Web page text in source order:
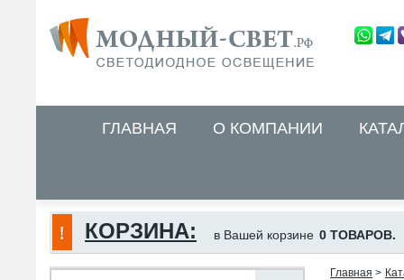
ГЛАВНАЯ О КОМПАНИИ
КОРЗИНА: в Вашей корзине 0 ТОВАРОВ.
Главная >